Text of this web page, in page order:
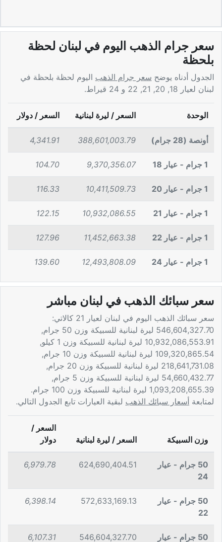
سعر جرام الذهب اليوم في لبنان لحظة
بلحظة
الجدول أدناه يوضح سعر جرام الذهب اليوم لحظة بلحظة في
لبنان لعيار 18, 20, 21, 22 و 24 قيراط.
الوحدة السعر / ليرة لبنانية السعر / دولار
أونصة (28 جرام) 388,601,003.79
4,341.91
1 جرام - عيار 18 9,370,356.07
104.70
1 جرام - عيار 20 10,411,509.73
116.33
1 جرام - عيار 21 10,932,086.55
122.15
1 جرام - عيار 22 11,452,663.38
127.96
1 جرام - عيار 24 12,493,808.09
139.60
سعر سبائك الذهب في لبنان مباشر
سعر سبائك الذهب اليوم في لبنان لعيار 21 كالاتي:
546,604,327.70 ليرة لبنانية للسبيكة وزن 50 جرام,
10,932,086,553.91 ليرة لبنانية للسبيكة وزن 1 كيلو,
109,320,865.54 ليرة لبنانية للسبيكة وزن 10 جرام,
218,641,731.08 ليرة لبنانية للسبيكة وزن 20 جرام,
54,660,432.77 ليرة لبنانية للسبيكة وزن 5 جرام,
1,093,208,655.39 ليرة لبنانية للسبيكة وزن 100 جرام.
لمتابعة أسعار سبائك الذهب لبقية العيارات تابع الجدول التالي.
وزن السبيكة السعر / ليرة لبنانية
السعر /
دولار
50 جرام - عيار
24
624,690,404.51
6,979.78
50 جرام - عيار
22
572,633,169.13
6,398.14
50 جرام - عيار 546,604,327.70
6,107.31